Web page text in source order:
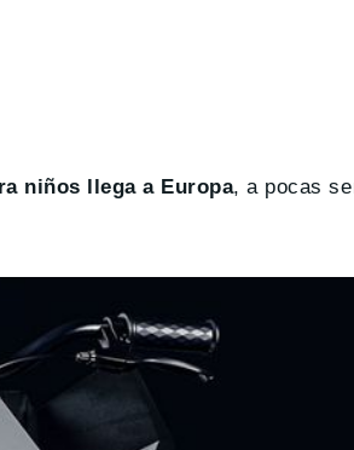
niños llega a Europa, a pocas